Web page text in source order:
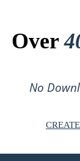
Over
No